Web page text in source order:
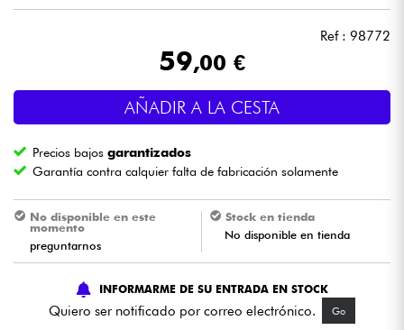
Sistemas de Sonido
Batería y percusión
Vientos
Niños
Ref : 98772
59,00 €
AÑADIR A LA CESTA
Precios bajosgarantizados
Garantía contra calquier falta de fabricación solamente
No disponible en este
momento
preguntarnos
Stock en tienda
No disponible en tienda
INFORMARME DE SU ENTRADA EN STOCK
Quiero ser notificado por correo electrónico. Go